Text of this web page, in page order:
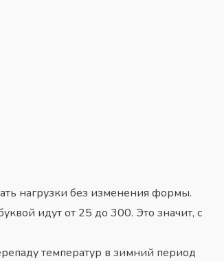
нагрузки без изменения формы.
идут от 25 до 300. Это значит, с
температур в зимний период